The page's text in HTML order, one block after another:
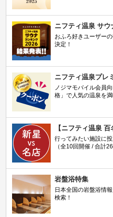
ニフティ温泉 サ
おふろ好きユーザー
決定！
ニフティ温泉プレ
ノジマモバイル会員
格」で人気の温泉を満
【ニフティ温泉 百
行ってみたい施設に
（全10回開催 / 合計
岩盤浴特集
日本全国の岩盤浴情
検索！